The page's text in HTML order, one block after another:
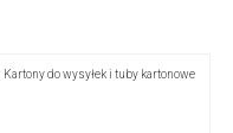
Kartony do wysyłek i tuby kartonowe